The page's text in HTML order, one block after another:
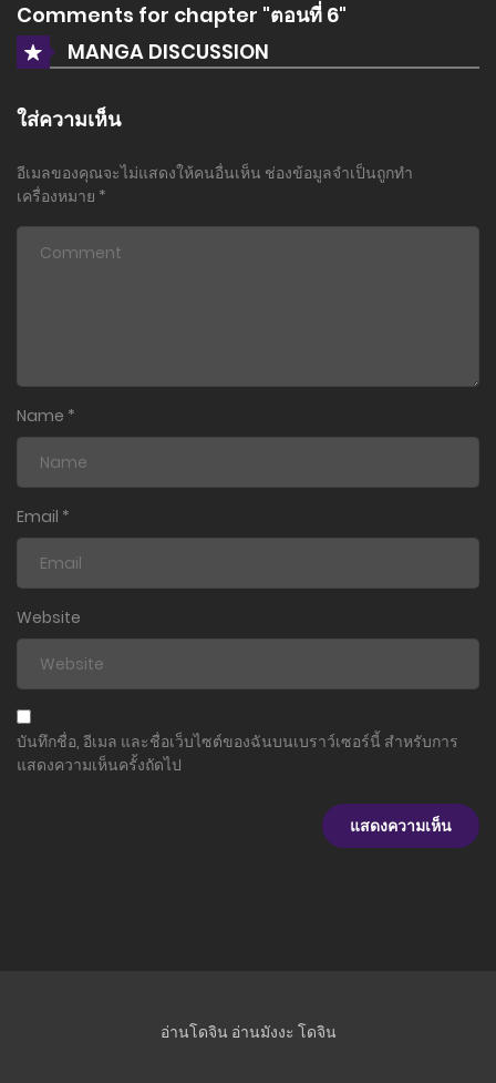
Comments for chapter "ตอนที่ 6"
MANGA DISCUSSION
ใส่ความเห็น
อีเมลของคุณจะไม่แสดงให้คนอื่นเห็น ช่องข้อมูลจำเป็นถูกทำ
เครื่องหมาย *
Name *
Email *
Website
บันทึกชื่อ, อีเมล และชื่อเว็บไซต์ของฉันบนเบราว์เซอร์นี้ สำหรับการ
แสดงความเห็นครั้งถัดไป
อ่านโดจิน อ่านมังงะ โดจิน